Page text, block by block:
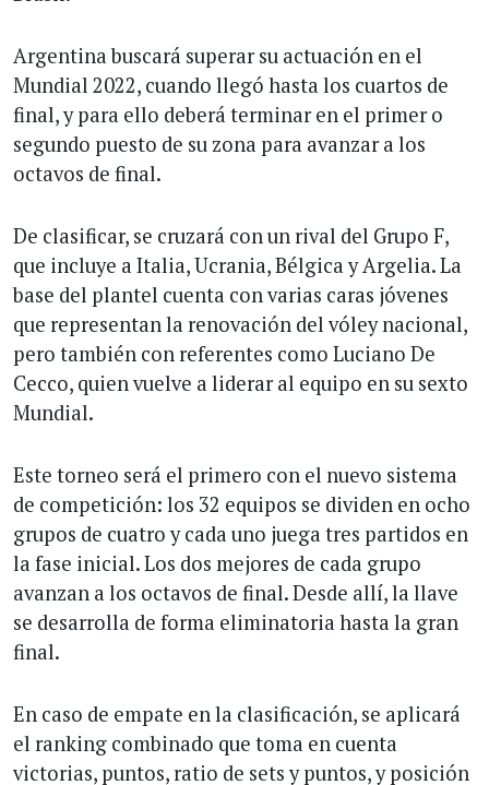
Argentina buscará superar su actuación en el
Mundial 2022, cuando llegó hasta los cuartos de
final, y para ello deberá terminar en el primer o
segundo puesto de su zona para avanzar a los
octavos de final.
De clasificar, se cruzará con un rival del Grupo F,
que incluye a Italia, Ucrania, Bélgica y Argelia. La
base del plantel cuenta con varias caras jóvenes
que representan la renovación del vóley nacional,
pero también con referentes como Luciano De
Cecco, quien vuelve a liderar al equipo en su sexto
Mundial.
Este torneo será el primero con el nuevo sistema
de competición: los 32 equipos se dividen en ocho
grupos de cuatro y cada uno juega tres partidos en
la fase inicial. Los dos mejores de cada grupo
avanzan a los octavos de final. Desde allí, la llave
se desarrolla de forma eliminatoria hasta la gran
final.
En caso de empate en la clasificación, se aplicará
el ranking combinado que toma en cuenta
victorias, puntos, ratio de sets y puntos, y posición